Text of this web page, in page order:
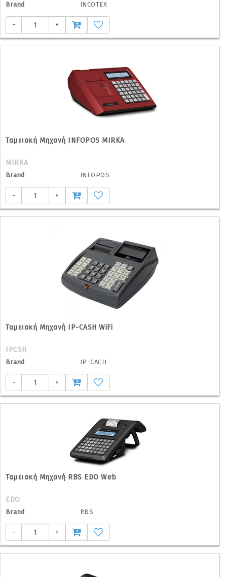
Brand INCOTEX
- +
Ταμειακή Μηχανή INFOPOS MIRKA
MIRKA
Brand INFOPOS
- +
Ταμειακή Μηχανή IP-CASH WiFi
IPCSH
Brand IP-CACH
- +
Ταμειακή Μηχανή RBS EDO Web
EDO
Brand RBS
- +